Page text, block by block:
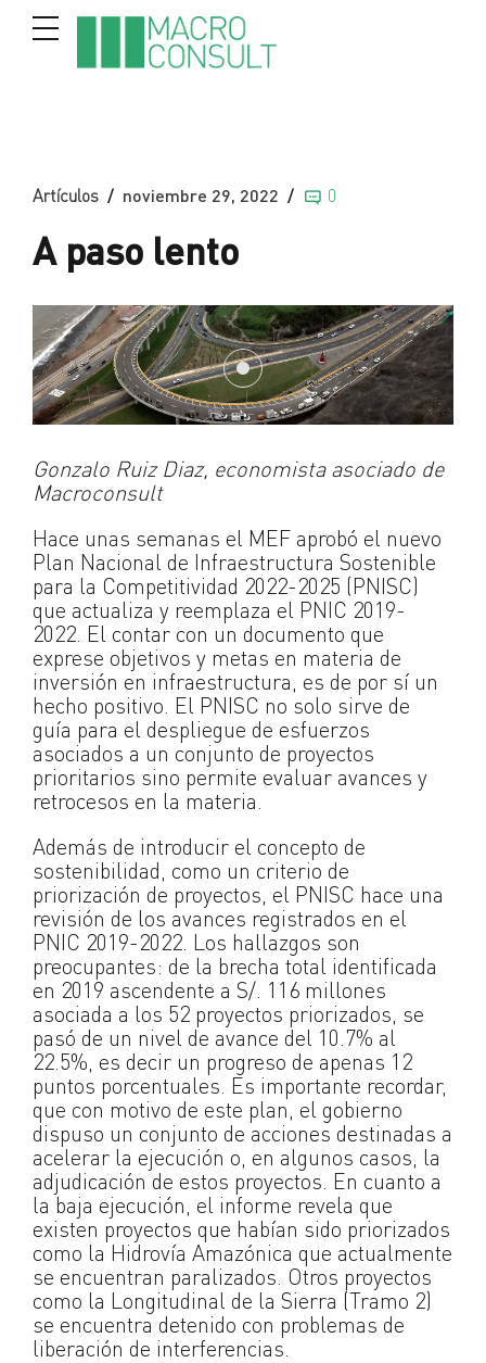
Artículos noviembre 29, 2022 0
A paso lento
Gonzalo Ruiz Diaz, economista asociado de
Macroconsult
Hace unas semanas el MEF aprobó el nuevo
Plan Nacional de Infraestructura Sostenible
para la Competitividad 2022-2025 (PNISC)
que actualiza y reemplaza el PNIC 2019-
2022. El contar con un documento que
exprese objetivos y metas en materia de
inversión en infraestructura, es de por sí un
hecho positivo. El PNISC no solo sirve de
guía para el despliegue de esfuerzos
asociados a un conjunto de proyectos
prioritarios sino permite evaluar avances y
retrocesos en la materia.
Además de introducir el concepto de
sostenibilidad, como un criterio de
priorización de proyectos, el PNISC hace una
revisión de los avances registrados en el
PNIC 2019-2022. Los hallazgos son
preocupantes: de la brecha total identificada
en 2019 ascendente a S/. 116 millones
asociada a los 52 proyectos priorizados, se
pasó de un nivel de avance del 10.7% al
22.5%, es decir un progreso de apenas 12
puntos porcentuales. Es importante recordar,
que con motivo de este plan, el gobierno
dispuso un conjunto de acciones destinadas a
acelerar la ejecución o, en algunos casos, la
adjudicación de estos proyectos. En cuanto a
la baja ejecución, el informe revela que
existen proyectos que habían sido priorizados
como la Hidrovía Amazónica que actualmente
se encuentran paralizados. Otros proyectos
como la Longitudinal de la Sierra (Tramo 2)
se encuentra detenido con problemas de
liberación de interferencias.